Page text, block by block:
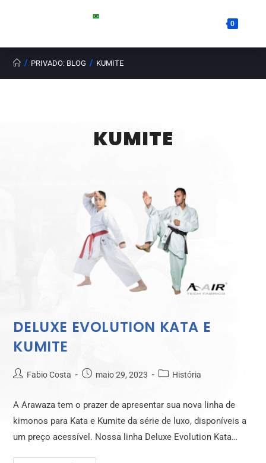
0
KUMITE
/ PRIVADO: BLOG / KUMITE
DELUXE EVOLUTION KATA E
KUMITE
Fabio Costa maio 29, 2023 História
A Arawaza tem o prazer de apresentar sua nova linha de
kimonos para Kata e Kumite da série de luxo, disponíveis a
um preço acessível. Nossa linha Deluxe Evolution Kata…